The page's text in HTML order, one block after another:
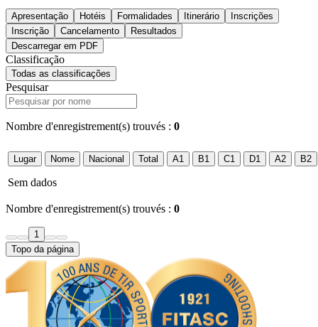
Apresentação Hotéis Formalidades Itinerário
Inscrições
Inscrição
Cancelamento
Resultados
Descarregar em PDF
Classificação
Todas as classificações
Pesquisar
Nombre d'enregistrement(s) trouvés : 0
Lugar Nome Nacional Total A1 B1 C1 D1 A2 B2
Sem dados
Nombre d'enregistrement(s) trouvés : 0
1
Topo da página